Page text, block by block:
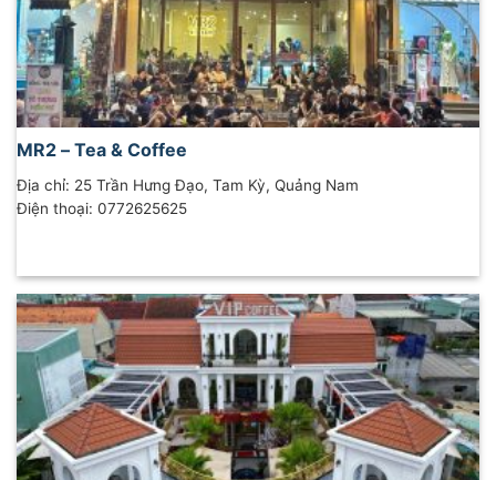
MR2 – Tea & Coffee
Địa chỉ: 25 Trần Hưng Đạo, Tam Kỳ, Quảng Nam
Điện thoại: 0772625625